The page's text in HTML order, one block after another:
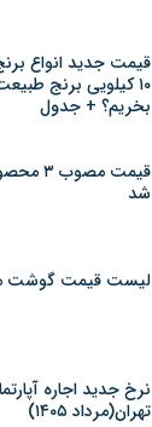
۱۰ کیلویی برنج
بخریم؟ + جدول
قیمت
شد
لیست قیمت گوشت مرغ
نرخ جدید اجاره
تهران(مرداد ۱۴۰۵)